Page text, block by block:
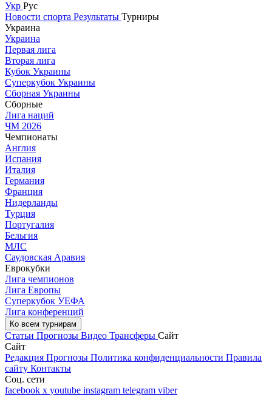
Укр Рус
Новости спорта Результаты Турниры
Украина
Украина
Первая лига
Вторая лига
Кубок Украины
Суперкубок Украины
Сборная Украины
Сборные
Лига наций
ЧМ 2026
Чемпионаты
Англия
Испания
Италия
Германия
Франция
Нидерланды
Турция
Португалия
Бельгия
МЛС
Саудовская Аравия
Еврокубки
Лига чемпионов
Лига Европы
Суперкубок УЕФА
Лига конференций
Ко всем турнирам
Статьи Прогнозы Видео Трансферы Сайт
Сайт
Редакция Прогнозы Политика конфиденциальности Правила
сайту Контакты
Соц. сети
facebook x youtube instagram telegram viber